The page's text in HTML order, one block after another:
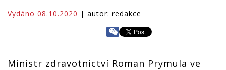
Vydáno 08.10.2020 | autor: redakce
Ministr zdravotnictví Roman Prymula ve